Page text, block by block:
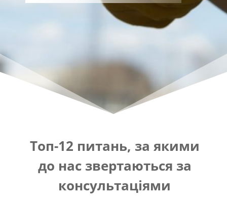
Топ-12 питань, за якими
до нас звертаються за
консультаціями